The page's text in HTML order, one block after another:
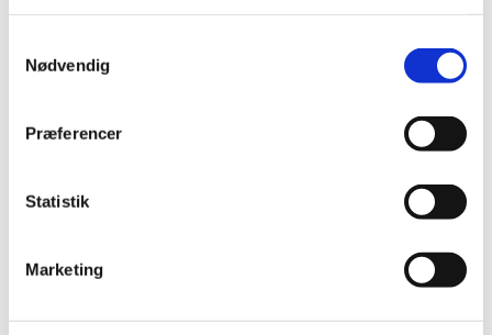
Nødvendig
Præferencer
Statistik
Marketing